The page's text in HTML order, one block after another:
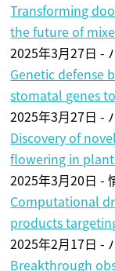
Transforming
the future of
2025年3月27日 -
Genetic defense
stomatal genes
2025年3月27日 -
Discovery of
flowering in
2025年3月20日 -
Computational
products
2025年2月17日 -
Breakthrough